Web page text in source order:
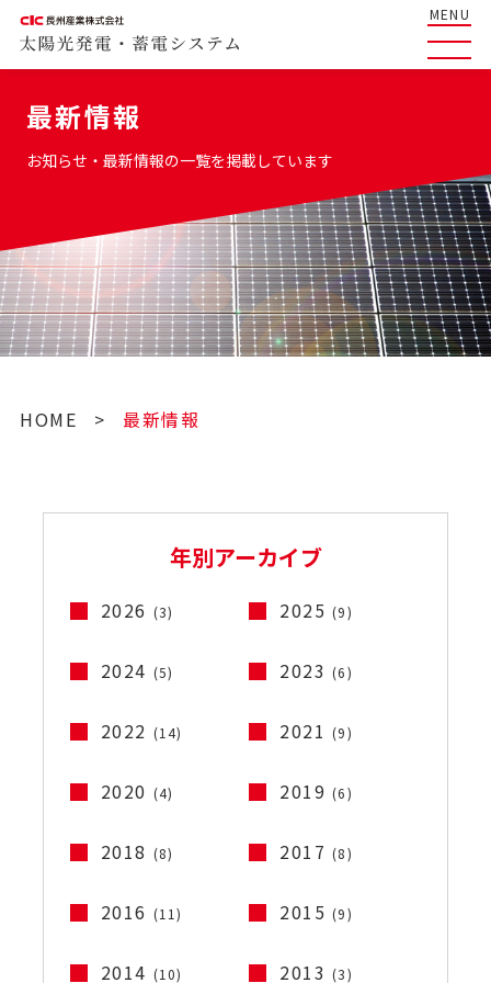
MENU
最新情報
お知らせ・最新情報の一覧を掲載しています
HOME > 最新情報
年別アーカイブ
2026 (3) 2025 (9)
2024 (5) 2023 (6)
2022 (14) 2021 (9)
2020 (4) 2019 (6)
2018 (8) 2017 (8)
2016 (11) 2015 (9)
2014 (10) 2013 (3)